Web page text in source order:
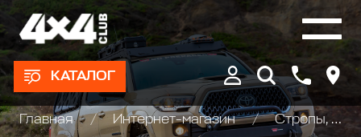
КАТАЛОГ
Главная Интернет-магазин
Стропы, шаклы и аксессуары